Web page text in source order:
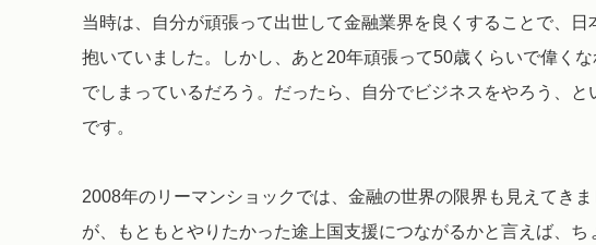
当時は、自分が頑張って出世して金融業界を良くすることで、
抱いていました。しかし、あと20年頑張って50歳くらいで偉く
でしまっているだろう。だったら、自分でビジネスをやろう、
です。
2008年のリーマンショックでは、金融の世界の限界も見えてき
が、もともとやりたかった途上国支援につながるかと言えば、ち